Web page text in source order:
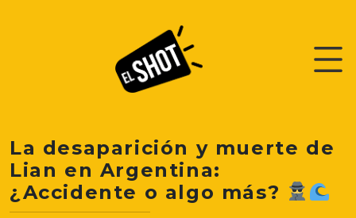
La desaparición y muerte de
Lian en Argentina:
¿Accidente o algo más?